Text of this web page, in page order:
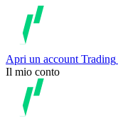
Apri un account Trading
Il mio conto